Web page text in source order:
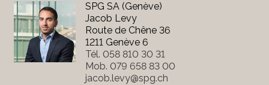
SPG SA (Genève)
Jacob Levy
Route de Chêne 36
1211 Genève 6
Tél. 058 810 30 31
Mob. 079 658 83 00
jacob.levy@spg.ch